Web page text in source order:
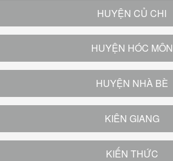
HUYỆN CỦ CHI
HUYỆN HÓC MÔN
HUYỆN NHÀ BÈ
KIÊN GIANG
KIẾN THỨC